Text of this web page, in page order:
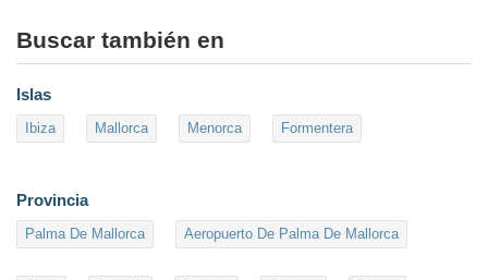
Buscar también en
Islas
Ibiza Mallorca Menorca Formentera
Provincia
Palma De Mallorca Aeropuerto De Palma De Mallorca